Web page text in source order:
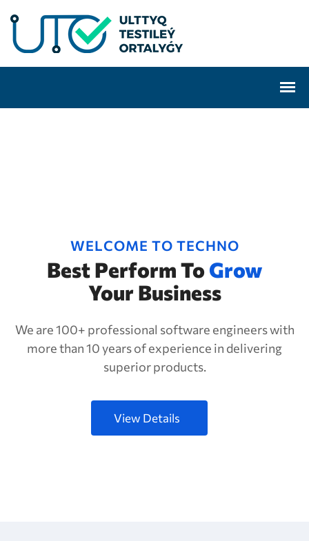
WELCOME TO TECHNO
Best Perform ToGrow
Your Business
We are 100+ professional software engineers with
more than 10 years of experience in delivering
superior products.
View Details